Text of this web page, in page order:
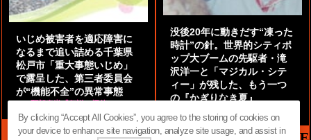
いじめ被害者を適応障害に
なるまで追い詰める千葉県
松戸市「重大事態いじめ」
で露呈した、第三者委員会
が“機能不全”の異常事態
by 阿部泰尚『伝説の探偵』
没後20年に動きだす“凍った
時計”の針。世界的シティポ
ップ大ブームの先駆者・滝
沢洋一と「マジカル・シテ
ィー」が残した、もう一つ
の『かぎりなき夏』
By clicking “Accept All Cookies”, you agree to the storing of cookies on
your device to enhance site navigation, analyze site usage, and assist in